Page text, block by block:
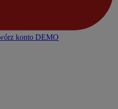
konto DEMO